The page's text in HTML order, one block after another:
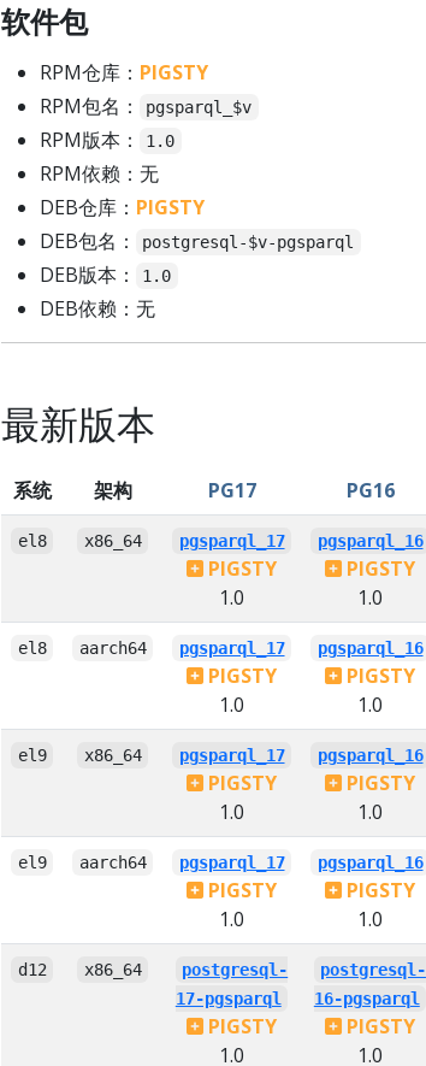
软件包
RPM仓库： PIGSTY
RPM包名：
pgsparql_$v
RPM版本： 1.0
RPM依赖：无
DEB仓库： PIGSTY
DEB包名：
postgresql-$v-pgsparql
DEB版本： 1.0
DEB依赖：无
最新版本
系统 架构 PG17 PG16
el8 x86_64 pgsparql_17
PIGSTY
1.0
pgsparql_16
PIGSTY
1.0
el8 aarch64 pgsparql_17
PIGSTY
1.0
pgsparql_16
PIGSTY
1.0
el9 x86_64 pgsparql_17
PIGSTY
1.0
pgsparql_16
PIGSTY
1.0
el9 aarch64 pgsparql_17
PIGSTY
1.0
pgsparql_16
PIGSTY
1.0
d12 x86_64
postgresql-
17-pgsparql
PIGSTY
1.0
postgresql-
16-pgsparql
PIGSTY
1.0